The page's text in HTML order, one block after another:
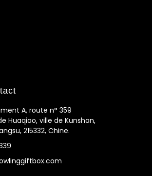
A, route n° 359
Huaqiao, ville de Kunshan,
215332, Chine.